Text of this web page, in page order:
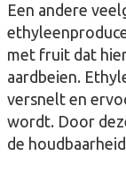
Een andere
met fruit dat
aardbeien.
versnelt en
wordt. Door
de